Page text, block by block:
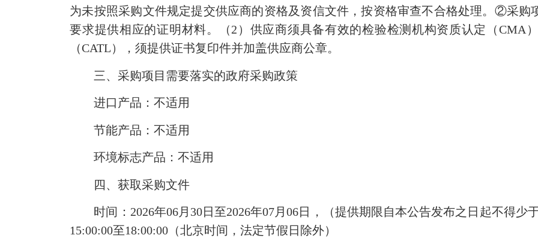
为未按照采购文件规定提交供应商的资格及资信文件，按资格审查不合格处理。②采购
要求提供相应的证明材料。（2）供应商须具备有效的检验检测机构资质认定（CMA
（CATL），须提供证书复印件并加盖供应商公章。
三、采购项目需要落实的政府采购政策
进口产品：不适用
节能产品：不适用
环境标志产品：不适用
四、获取采购文件
时间：2026年06月30日至2026年07月06日，（提供期限自本公告发布之日起不得少
15:00:00至18:00:00（北京时间，法定节假日除外）